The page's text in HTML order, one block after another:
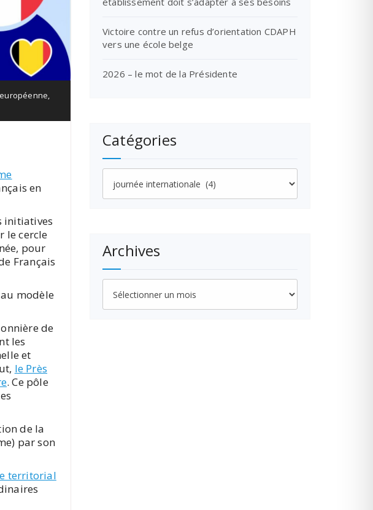
européenne,
en
initiatives
le cercle
pour
Français
modèle
de
les
et
le Près
. Ce pôle
de la
par son
territorial
Victoire contre un refus d’orientation CDAPH
vers une école belge
2026 – le mot de la Présidente
Catégories
Archives